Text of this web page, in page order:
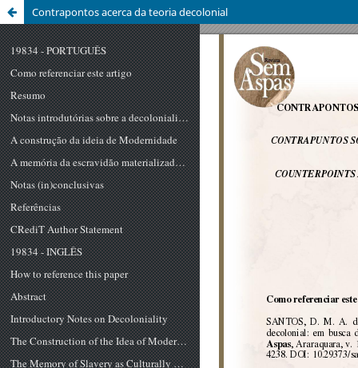
Contrapontos acerca da teoria decolonial